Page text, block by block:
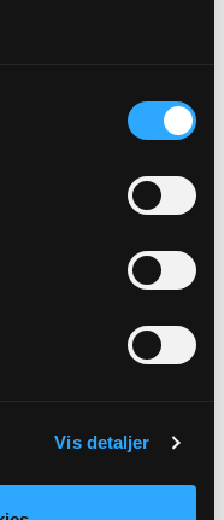
Vis detaljer
vedrørende